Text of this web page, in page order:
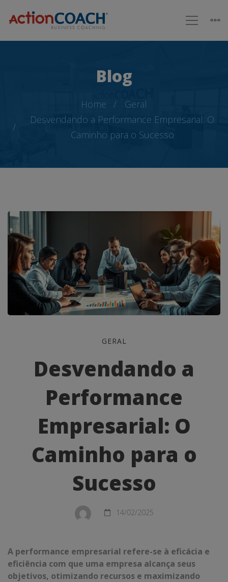
Blog
Home
Geral
Desvendando a Performance Empresarial: O
Caminho para o Sucesso
Desvendando
Performance
Empresarial:
Caminho
para
GERAL
Desvendando a
Performance
Empresarial: O
Caminho para o
Sucesso
14/02/2025
A performance empresarial refere-se à eficácia e
eficiência com que uma empresa alcança seus
objetivos, otimizando recursos e maximizando